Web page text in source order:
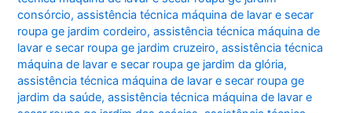
consórcio,assistência técnica máquina de lavar e secar
roupa ge jardim cordeiro,assistência técnica máquina de
lavar e secar roupa ge jardim cruzeiro,assistência técnica
máquina de lavar e secar roupa ge jardim da glória,
assistência técnica máquina de lavar e secar roupa ge
jardim da saúde,assistência técnica máquina de lavar e